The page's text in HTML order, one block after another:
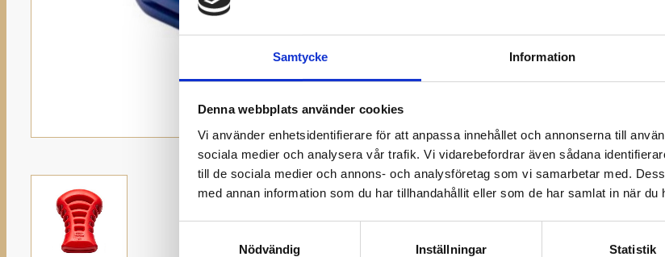
Samtycke Information
Denna webbplats använder cookies
Vi använder enhetsidentifierare för att anpassa innehållet och annonserna till
sociala medier och analysera vår trafik. Vi vidarebefordrar även sådana
till de sociala medier och annons- och analysföretag som vi samarbetar med.
med annan information som du har tillhandahållit eller som de har samlat in när du
Nödvändig
Inställningar Statistik
Rutnätsvy
Listvy
på
Dela med dig